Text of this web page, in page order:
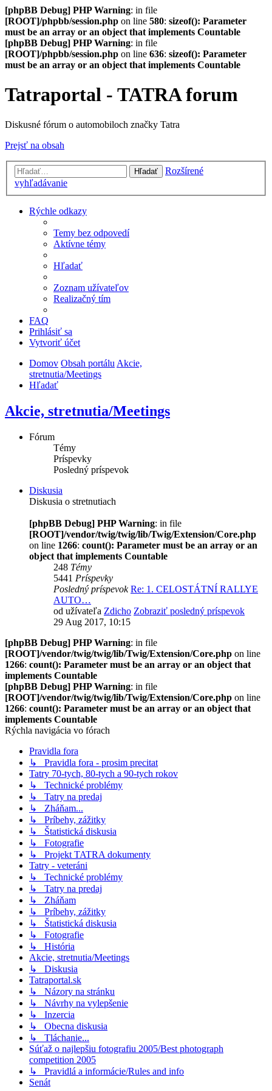
[phpBB Debug] PHP Warning: in file
[ROOT]/phpbb/session.php on line 580: sizeof(): Parameter
must be an array or an object that implements Countable
[phpBB Debug] PHP Warning: in file
[ROOT]/phpbb/session.php on line 636: sizeof(): Parameter
must be an array or an object that implements Countable
Tatraportal - TATRA forum
Diskusné fórum o automobiloch značky Tatra
Prejsť na obsah
Hľadať
Rozšírené
vyhľadávanie
Rýchle odkazy
Temy bez odpovedí
Aktívne témy
Hľadať
Zoznam užívateľov
Realizačný tím
FAQ
Prihlásiť sa
Vytvoriť účet
Domov Obsah portáluAkcie,
stretnutia/Meetings
Hľadať
Akcie, stretnutia/Meetings
Fórum
Témy
Príspevky
Posledný príspevok
Diskusia
Diskusia o stretnutiach
[phpBB Debug] PHP Warning: in file
[ROOT]/vendor/twig/twig/lib/Twig/Extension/Core.php
on line 1266: count(): Parameter must be an array or an
object that implements Countable
248 Témy
5441 Príspevky
Posledný príspevok Re: 1. CELOSTÁTNÍ RALLYE
AUTO…
od užívateľa Zdicho Zobraziť posledný príspevok
29 Aug 2017, 10:15
[phpBB Debug] PHP Warning: in file
[ROOT]/vendor/twig/twig/lib/Twig/Extension/Core.php on line
1266: count(): Parameter must be an array or an object that
implements Countable
[phpBB Debug] PHP Warning: in file
[ROOT]/vendor/twig/twig/lib/Twig/Extension/Core.php on line
1266: count(): Parameter must be an array or an object that
implements Countable
Rýchla navigácia vo fórach
Pravidla fora
↳ Pravidla fora - prosim precitat
Tatry 70-tych, 80-tych a 90-tych rokov
↳ Technické problémy
↳ Tatry na predaj
↳ Zháňam...
↳ Príbehy, zážitky
↳ Štatistická diskusia
↳ Fotografie
↳ Projekt TATRA dokumenty
Tatry - veteráni
↳ Technické problémy
↳ Tatry na predaj
↳ Zháňam
↳ Príbehy, zážitky
↳ Štatistická diskusia
↳ Fotografie
↳ História
Akcie, stretnutia/Meetings
↳ Diskusia
Tatraportal.sk
↳ Názory na stránku
↳ Návrhy na vylepšenie
↳ Inzercia
↳ Obecna diskusia
↳ Tláchanie...
Súťaž o najlepšiu fotografiu 2005/Best photograph
competition 2005
↳ Pravidlá a informácie/Rules and info
Senát